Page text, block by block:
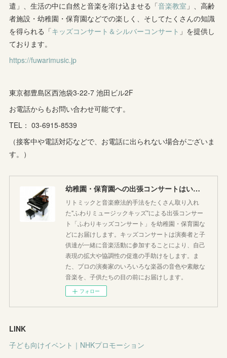
(1)
(6)
(5)
(8)
(3)
(7)
(10
8)
(6)
(4)
(2)
(3)
( 4)
5)
(7)
(14
(3)
遣」、生活の中に自然と音楽を溶け込ませる「音楽教室 」、高齢
者施設・幼稚園・保育園などでの楽しく、そしてたくさんの知識
を得られる「キッズコンサート＆シルバーコンサート 」を提供し
ております。
https://fuwarimusic.jp
東京都豊島区西池袋3-22-7 池田ビル2F
お電話からもお問い合わせ可能です。
TEL： 03-6915-8539
（接客中や電話対応などで、お電話に出られない場合がございま
す。）
幼稚園・保育園への出張コンサートはいかがですか♪
リトミックと音楽療法的手法をたくさん取り入れ
た"ふわりミュージックキッズ"による出張コンサー
ト「ふわりキッズコンサート」を幼稚園・保育園な
どにお届けします。キッズコンサートは演奏者と子
供達が一緒に音楽活動に参加することにより、自己
表現の拡大や協調性の促進の手助けをします。ま
た、プロの演奏家のいろいろな楽器の音色や素敵な
音楽を、子供たちの目の前にお届けします。
フォロー
LINK
子ども向けイベント｜NHKプロモーション